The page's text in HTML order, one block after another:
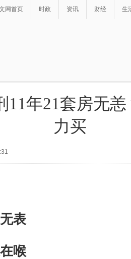
网首页 时政 资讯 财经 生
11年21套房无
力买
表
喉